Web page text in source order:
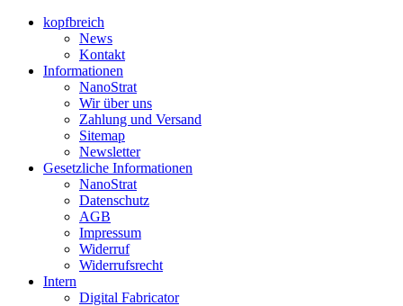
kopfbreich
News
Kontakt
Informationen
NanoStrat
Wir über uns
Zahlung und Versand
Sitemap
Newsletter
Gesetzliche Informationen
NanoStrat
Datenschutz
AGB
Impressum
Widerruf
Widerrufsrecht
Intern
Digital Fabricator